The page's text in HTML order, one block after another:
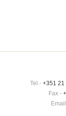
Tel.-+351 21
Fax -